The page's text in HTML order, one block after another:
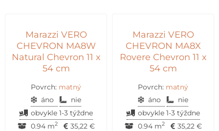
Marazzi VERO
CHEVRON MA8W
Natural Chevron 11 x
54 cm
Povrch: matný
áno
nie
obvykle 1-3 týždne
0.94 m2 35,22 €
Marazzi VERO
CHEVRON MA8X
Rovere Chevron 11 x
54 cm
Povrch: matný
áno
nie
obvykle 1-3 týždne
0.94 m2 35,22 €